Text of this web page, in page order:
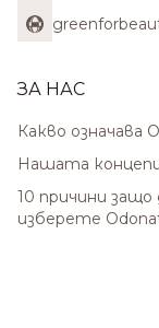
ЗА НАС
Какво означава
Нашата
10 причини защо
изберете